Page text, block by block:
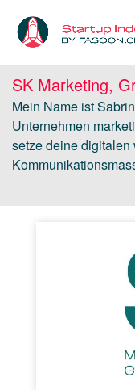
SK Marketing,
Mein Name ist
Unternehmen
setze deine